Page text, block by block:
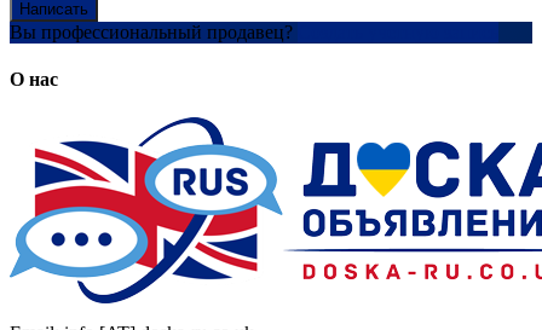
Написать
Вы профессиональный продавец?
О нас